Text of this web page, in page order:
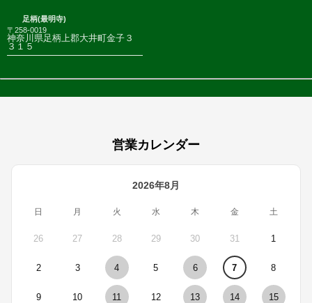
足柄(最明寺)
〒258-0019
神奈川県足柄上郡大井町金子３
３１５
営業カレンダー
2026年8月
日 月 火 水 木 金 土
26 27 28 29 30 31 1
2 3 4 5 6 7 8
9 10 11 12 13 14 15